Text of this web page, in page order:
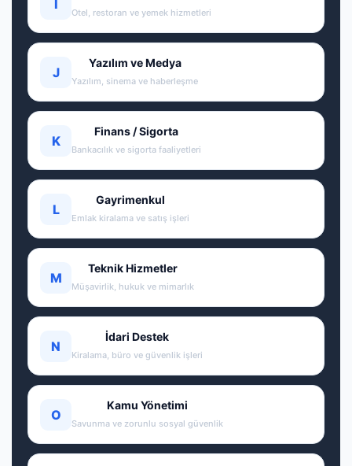
Otel, restoran ve yemek hizmetleri
J
Yazılım ve Medya
Yazılım, sinema ve haberleşme
K
Finans / Sigorta
Bankacılık ve sigorta faaliyetleri
L
Gayrimenkul
Emlak kiralama ve satış işleri
M
Teknik Hizmetler
Müşavirlik, hukuk ve mimarlık
N
İdari Destek
Kiralama, büro ve güvenlik işleri
O
Kamu Yönetimi
Savunma ve zorunlu sosyal güvenlik